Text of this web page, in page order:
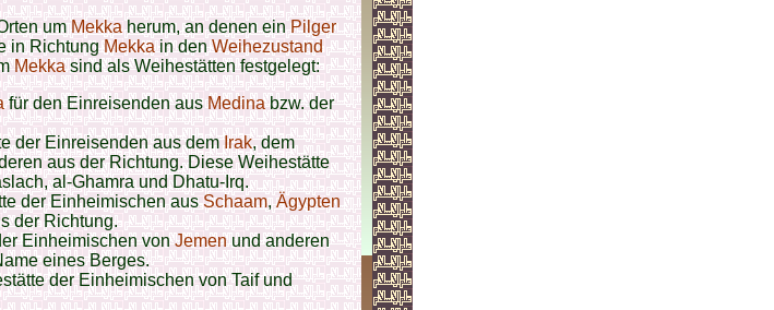
umMekkaherum, an denen einPilger
in RichtungMekkain denWeihezustand
Mekkasind als Weihestätten festgelegt:
für den Einreisenden ausMedinabzw. der
der Einreisenden aus demIrak, dem
aus der Richtung. Diese Weihestätte
al-Ghamra und Dhatu-Irq.
der Einheimischen ausSchaam,Ägypten
der Richtung.
Einheimischen vonJemenund anderen
eines Berges.
der Einheimischen von Taif und